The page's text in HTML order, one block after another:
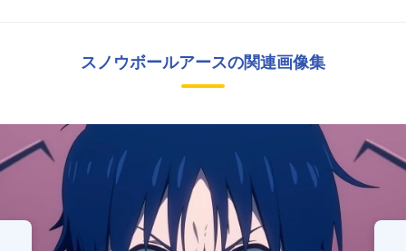
スノウボールアースの関連画像集